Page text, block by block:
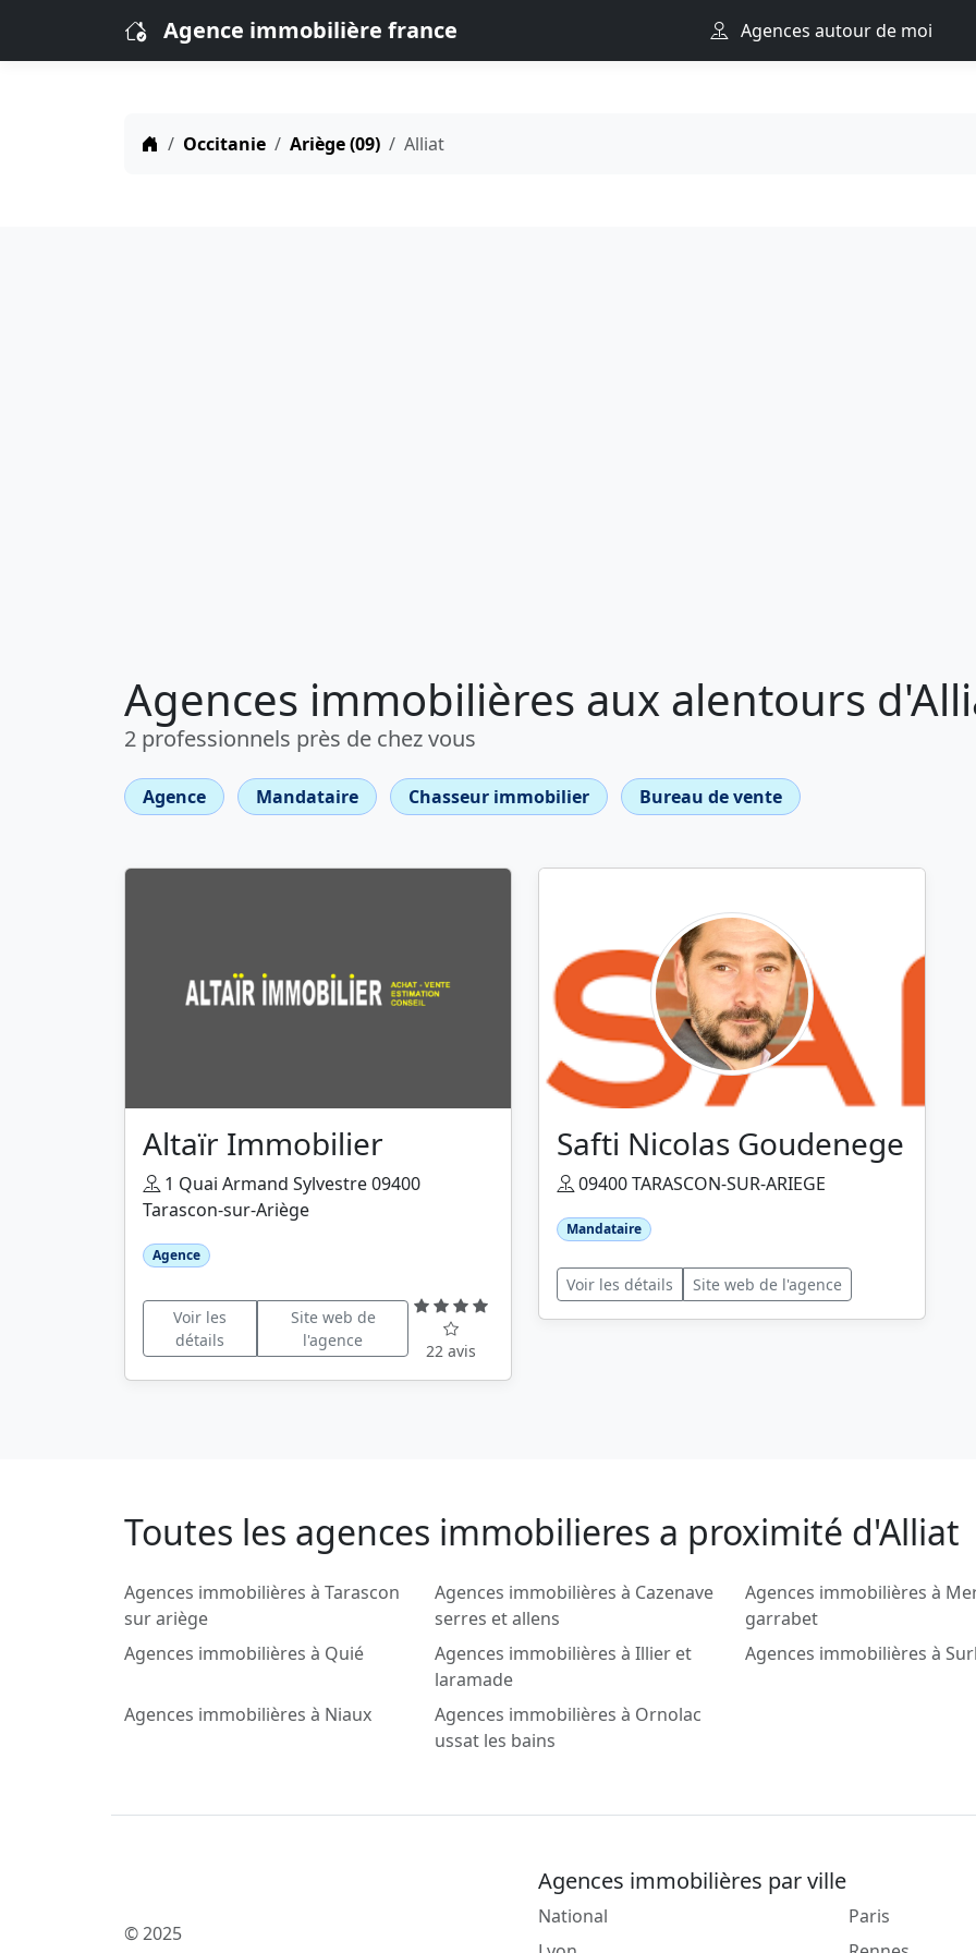
Agence immobilière france Agences autour de moi
Occitanie Ariège (09) Alliat
Agences immobilières aux alentours
2 professionnels près de chez vous
Agence Mandataire Chasseur immobilier Bureau de vente
Altaïr Immobilier
1 Quai Armand Sylvestre 09400
Tarascon-sur-Ariège
Agence
Voir les
détails
Site web de
l'agence
22 avis
Safti Nicolas Goudenege
09400 TARASCON-SUR-ARIEGE
Mandataire
Voir les détails Site web de l'agence
Toutes les agences immobilieres a proximité d'Alliat
Agences immobilières à Tarascon
sur ariège
Agences immobilières à Cazenave
serres et allens
Agences immobilières à
garrabet
Agences immobilières à Quié
Agences immobilières à Illier et
laramade
Agences immobilières à
Agences immobilières à Niaux
Agences immobilières à Ornolac
ussat les bains
© 2025
Agences immobilières par ville
National
Paris